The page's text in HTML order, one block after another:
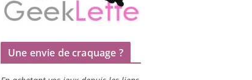
Une envie de craquage ?